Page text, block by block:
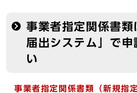
事業者指定関係書類
届出システム」で申
い
事業者指定関係書類（新規指